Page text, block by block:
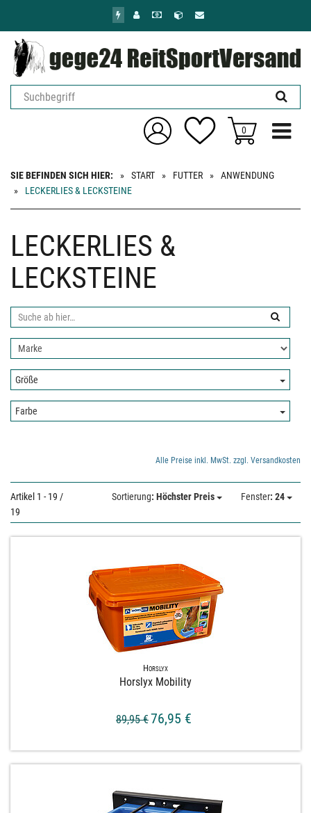
springen
0 Menü
SIE BEFINDEN SICH HIER: START FUTTER
ANWENDUNG
LECKERLIES & LECKSTEINE
LECKERLIES &
LECKSTEINE
Suche
hier:
Nach
filtern:
Größe:
Größe
Farbe:
Farbe
Alle Preise inkl. MwSt. zzgl. Versandkosten
Artikel 1 - 19 /
19
Sortierung: Höchster Preis Fenster: 24
Horslyx
Horslyx Mobility
89,95 €76,95 €